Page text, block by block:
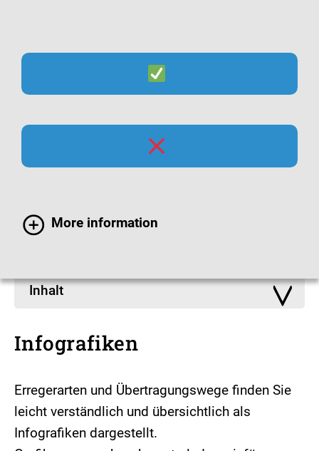
More information
Infomaterialien zum
Infektionsschutz
Inhalt
Infografiken
Erregerarten und Übertragungswege finden Sie
leicht verständlich und übersichtlich als
Infografiken dargestellt.